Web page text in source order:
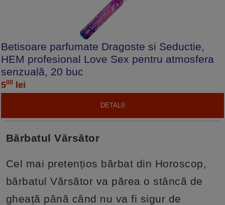
Betisoare parfumate Dragoste si Seductie,
HEM profesional Love Sex pentru atmosfera
senzuală, 20 buc
500 lei
DETALII
Bărbatul Vărsător
Cel mai pretențios bărbat din Horoscop,
bărbatul Vărsător va părea o stâncă de
gheață până când nu va fi sigur de